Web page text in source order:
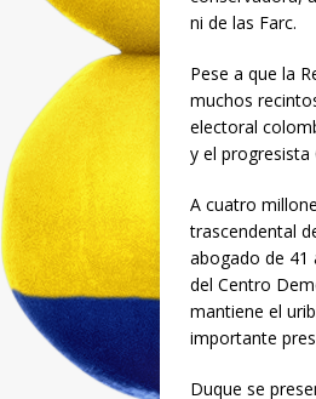
ni de las Farc.
Pese a que la
muchos
electoral
y el
A cuatro
trascendental
abogado de 41
del Centro
mantiene el
importante
Duque se